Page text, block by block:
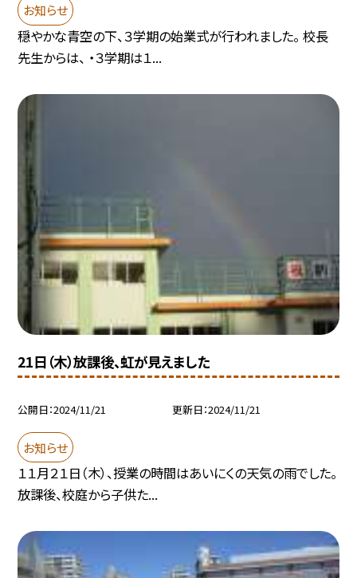
お知らせ
穏やかな青空の下、３学期の始業式が行われました。 校長
先生からは、 ・３学期は１...
21日（木）放課後、虹が見えました
公開日 2024/11/21 更新日 2024/11/21
お知らせ
１１月２１日（木）、授業の時間はあいにくの天気の雨でした。
放課後、校庭から子供た...